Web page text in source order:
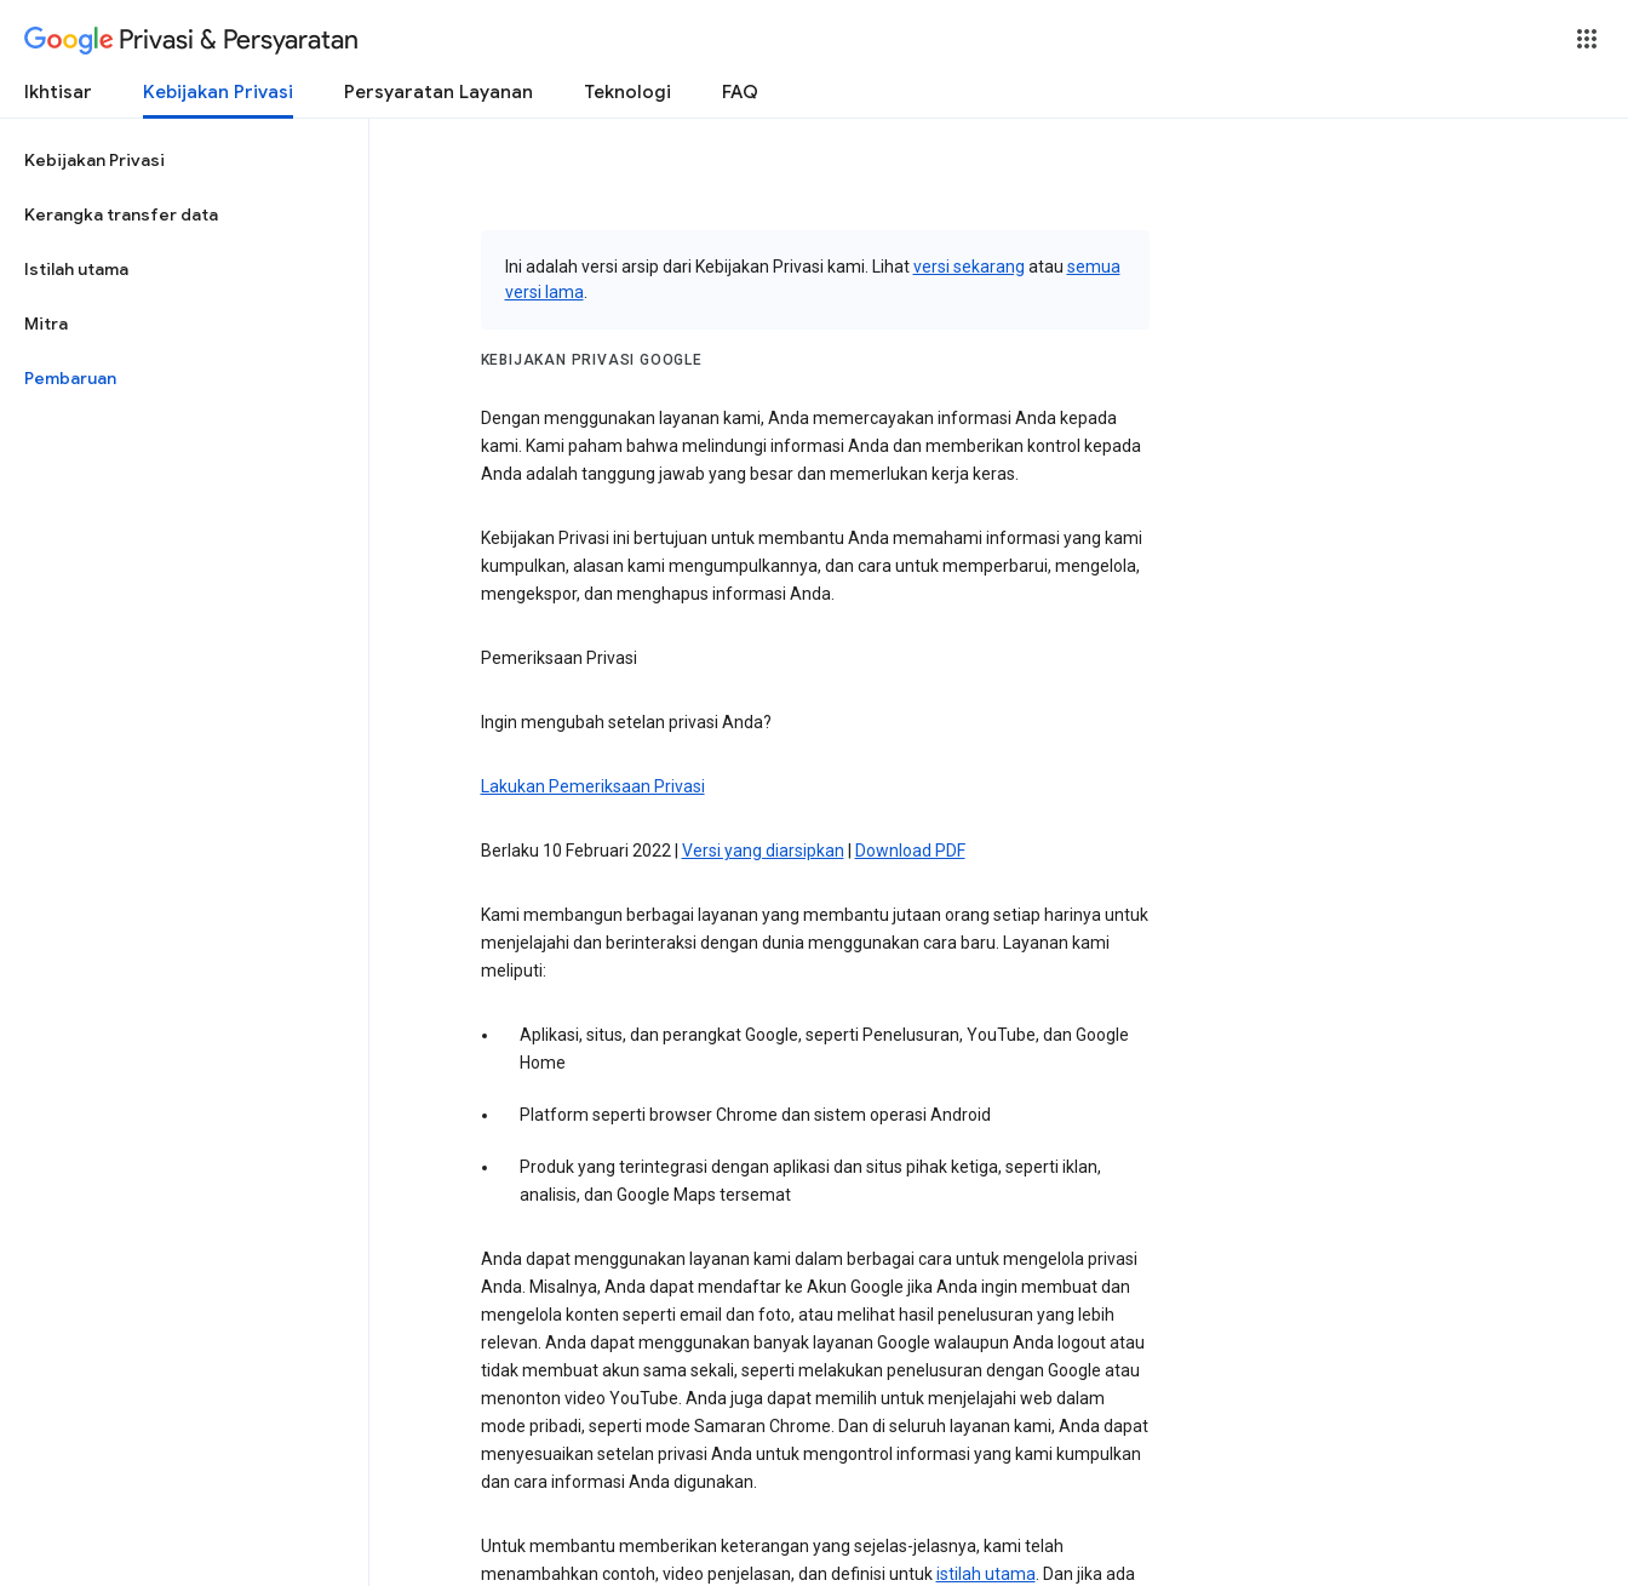
Privasi & Persyaratan
Ikhtisar Kebijakan Privasi Persyaratan Layanan Teknologi FAQ
Kebijakan Privasi
Kerangka transfer data
Istilah utama
Mitra
Pembaruan
Ini adalah versi arsip dari Kebijakan Privasi kami. Lihatversi sekarang atau semua
versi lama
KEBIJAKAN PRIVASI GOOGLE
Dengan menggunakan layanan kami, Anda memercayakan informasi Anda kepada
kami. Kami paham bahwa melindungi informasi Anda dan memberikan kontrol kepada
Anda adalah tanggung jawab yang besar dan memerlukan kerja keras.
Kebijakan Privasi ini bertujuan untuk membantu Anda memahami informasi yang kami
kumpulkan, alasan kami mengumpulkannya, dan cara untuk memperbarui, mengelola,
mengekspor, dan menghapus informasi Anda.
Pemeriksaan Privasi
Ingin mengubah setelan privasi Anda?
Lakukan Pemeriksaan Privasi
Berlaku 10 Februari 2022 | Versi yang diarsipkan Download PDF
Kami membangun berbagai layanan yang membantu jutaan orang setiap harinya untuk
menjelajahi dan berinteraksi dengan dunia menggunakan cara baru. Layanan kami
meliputi:
Aplikasi, situs, dan perangkat Google, seperti Penelusuran, YouTube, dan Google
Home
Platform seperti browser Chrome dan sistem operasi Android
Produk yang terintegrasi dengan aplikasi dan situs pihak ketiga, seperti iklan,
analisis, dan Google Maps tersemat
Anda dapat menggunakan layanan kami dalam berbagai cara untuk mengelola privasi
Anda. Misalnya, Anda dapat mendaftar ke Akun Google jika Anda ingin membuat dan
mengelola konten seperti email dan foto, atau melihat hasil penelusuran yang lebih
relevan. Anda dapat menggunakan banyak layanan Google walaupun Anda logout atau
tidak membuat akun sama sekali, seperti melakukan penelusuran dengan Google atau
menonton video YouTube. Anda juga dapat memilih untuk menjelajahi web dalam
mode pribadi, seperti mode Samaran Chrome. Dan di seluruh layanan kami, Anda dapat
menyesuaikan setelan privasi Anda untuk mengontrol informasi yang kami kumpulkan
dan cara informasi Anda digunakan.
Untuk membantu memberikan keterangan yang sejelas-jelasnya, kami telah
menambahkan contoh, video penjelasan, dan definisi untukistilah utama. Dan jika ada